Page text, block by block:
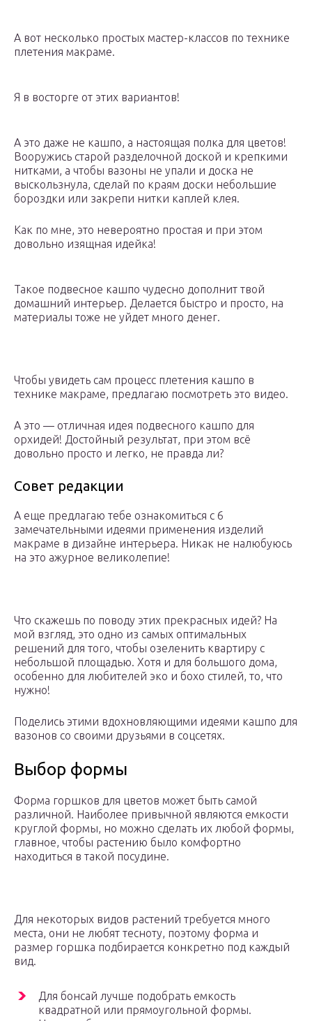
А вот несколько простых мастер-классов по технике
плетения макраме.
Я в восторге от этих вариантов!
А это даже не кашпо, а настоящая полка для цветов!
Вооружись старой разделочной доской и крепкими
нитками, а чтобы вазоны не упали и доска не
выскользнула, сделай по краям доски небольшие
бороздки или закрепи нитки каплей клея.
Как по мне, это невероятно простая и при этом
довольно изящная идейка!
Такое подвесное кашпо чудесно дополнит твой
домашний интерьер. Делается быстро и просто, на
материалы тоже не уйдет много денег.
Чтобы увидеть сам процесс плетения кашпо в
технике макраме, предлагаю посмотреть это видео.
А это — отличная идея подвесного кашпо для
орхидей! Достойный результат, при этом всё
довольно просто и легко, не правда ли?
Совет редакции
А еще предлагаю тебе ознакомиться с 6
замечательными идеями применения изделий
макраме в дизайне интерьера. Никак не налюбуюсь
на это ажурное великолепие!
Что скажешь по поводу этих прекрасных идей? На
мой взгляд, это одно из самых оптимальных
решений для того, чтобы озеленить квартиру с
небольшой площадью. Хотя и для большого дома,
особенно для любителей эко и бохо стилей, то, что
нужно!
Поделись этими вдохновляющими идеями кашпо для
вазонов со своими друзьями в соцсетях.
Выбор формы
Форма горшков для цветов может быть самой
различной. Наиболее привычной являются емкости
круглой формы, но можно сделать их любой формы,
главное, чтобы растению было комфортно
находиться в такой посудине.
Для некоторых видов растений требуется много
места, они не любят тесноту, поэтому форма и
размер горшка подбирается конкретно под каждый
вид.
Для бонсай лучше подобрать емкость
квадратной или прямоугольной формы.